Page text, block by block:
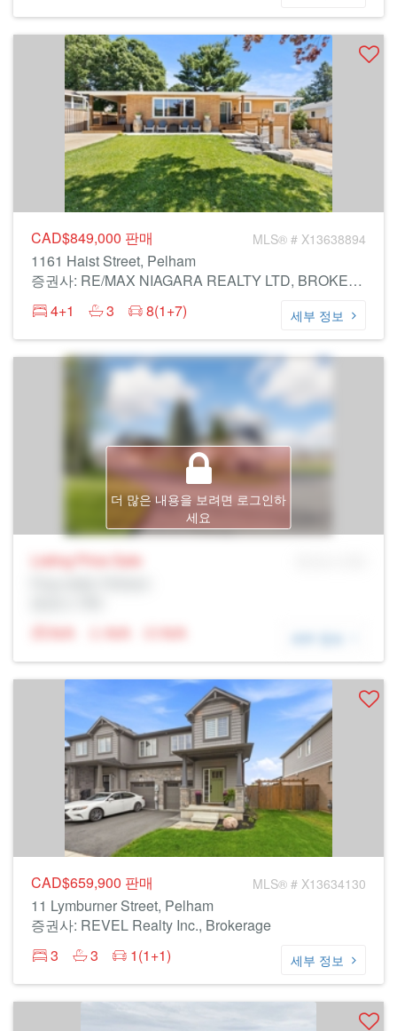
CAD$849,000 판매 MLS® # X13638894
1161 Haist Street, Pelham
증권사: RE/MAX NIAGARA REALTY LTD, BROKERAGE
4+1
3 8(1+7) 세부 정보
더 많은 내용을 보려면 로그인하
세요
Listing Price Sale
N/A
N/A N/A
CAD$659,900 판매 MLS® # X13634130
11 Lymburner Street, Pelham
증권사: REVEL Realty Inc., Brokerage
3
3 1(1+1) 세부 정보